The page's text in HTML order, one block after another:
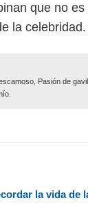
que no
la celebridad.
Pasión de
la vida de